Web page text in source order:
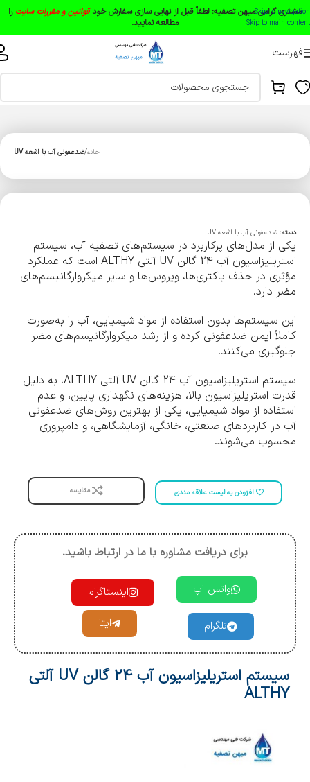
Skip to navigation
Skip to main content
مشتری گرامی میهن تصفیه: لطفاً قبل از نهایی سازی سفارش خودقوانین و مقررات سایت را
مطالعه نمایید.
فهرست
خانه ضدعفونی آب با اشعه UV
دسته: ضدعفونی آب با اشعه UV
یکی از مدل‌های پرکاربرد در سیستم‌های تصفیه آب، سیستم
استریلیزاسیون آب 24 گالن UV آلتی ALTHY است که عملکرد
مؤثری در حذف باکتری‌ها، ویروس‌ها و سایر میکروارگانیسم‌های
مضر دارد.
این سیستم‌ها بدون استفاده از مواد شیمیایی، آب را به‌صورت
کاملاً ایمن ضدعفونی کرده و از رشد میکروارگانیسم‌های مضر
جلوگیری می‌کنند.
سیستم استریلیزاسیون آب 24 گالن UV آلتی ALTHY، به دلیل
قدرت استریلیزاسیون بالا، هزینه‌های نگهداری پایین، و عدم
استفاده از مواد شیمیایی، یکی از بهترین روش‌های ضدعفونی
آب در کاربردهای صنعتی، خانگی، آزمایشگاهی، و دامپروری
محسوب می‌شوند.
افزودن به لیست علاقه مندی مقایسه
برای دریافت مشاوره با ما در ارتباط باشید.
واتس اپ اینستاگرام
تلگرام ایتا
سیستم استریلیزاسیون آب 24 گالن UV آلتی
ALTHY